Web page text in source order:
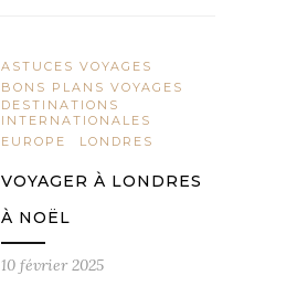
ASTUCES VOYAGES
BONS PLANS VOYAGES
DESTINATIONS
INTERNATIONALES
EUROPE
LONDRES
VOYAGER À LONDRES
À NOËL
10 février 2025